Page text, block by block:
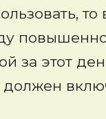
за этот
должен